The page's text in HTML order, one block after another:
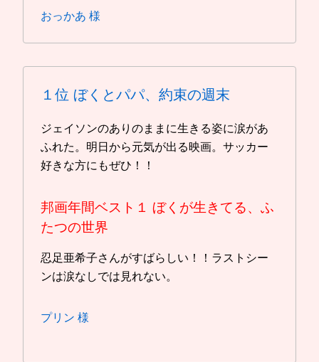
おっかあ 様
１位 ぼくとパパ、約束の週末
ジェイソンのありのままに生きる姿に涙があ
ふれた。明日から元気が出る映画。サッカー
好きな方にもぜひ！！
邦画年間ベスト１ ぼくが生きてる、ふ
たつの世界
忍足亜希子さんがすばらしい！！ラストシー
ンは涙なしでは見れない。
プリン 様